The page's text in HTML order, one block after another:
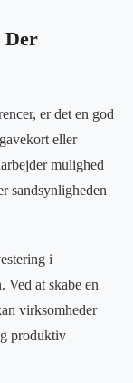
Der
er det en god
eller
mulighed
sandsynligheden
i
Ved at skabe en
virksomheder
produktiv